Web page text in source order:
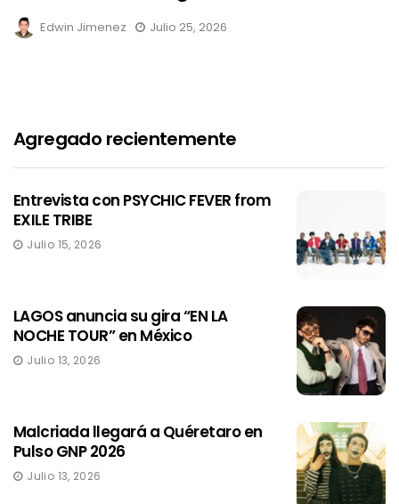
Edwin Jimenez Julio 25, 2026
Agregado recientemente
Entrevista con PSYCHIC FEVER from
EXILE TRIBE
Julio 15, 2026
LAGOS anuncia su gira “EN LA
NOCHE TOUR” en México
Julio 13, 2026
Malcriada llegará a Quéretaro en
Pulso GNP 2026
Julio 13, 2026